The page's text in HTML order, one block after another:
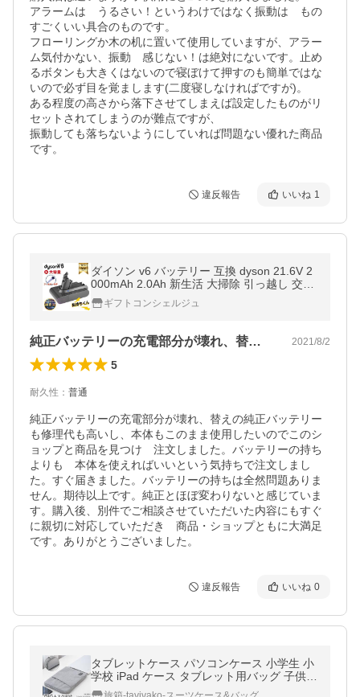
アラームは　うるさい！というわけではなく振動は　もの
すごくいい具合のものです。
フローリングか木の机に置いて使用していますが、アラー
ム気付かない、振動　感じない！は絶対にないです。止め
るボタンも大きくはないので寝ぼけて押すのも簡単ではな
いので必ず目を覚まします(二度寝しなければですが)。
ある程度の高さから落下させてしまえば設定したものがリ
セットされてしまうのが難点ですが、
振動しても落ちないようにしていれば問題ない優れた商品
です。
違反報告 いいね 1
ダイソン v6 バッテリー 互換 dyson 21.6V 2
000mAh 2.0Ah 新生活 大掃除 引っ越し 交換
Ｖ６シリーズ DC62
ギフトコンシェルジュ
純正バッテリーの充電部分が壊れ、替えの… 2021/8/2
5
耐久性 ： 普通
純正バッテリーの充電部分が壊れ、替えの純正バッテリー
も修理代も高いし、本体もこのまま使用したいのでこのシ
ョップと商品を見つけ　注文しました。バッテリーの持ち
よりも　本体を使えればいいという気持ちで注文しまし
た。すぐ届きました。バッテリーの持ちは全然問題ありま
せん。期待以上です。純正とほぼ変わりないと感じていま
す。購入後、別件でご相談させていただいた内容にもすぐ
に親切に対応していただき　商品・ショップともに大満足
です。ありがとうございました。
違反報告 いいね 0
タブレットケース パソコンケース 小学生 小
学校 iPad ケース タブレット用バッグ 子供
GIGAスクール構想推奨サイズ Android Wind